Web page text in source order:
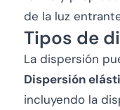
de la luz
Tipos de
La dispersión
Dispersión
incluyendo la